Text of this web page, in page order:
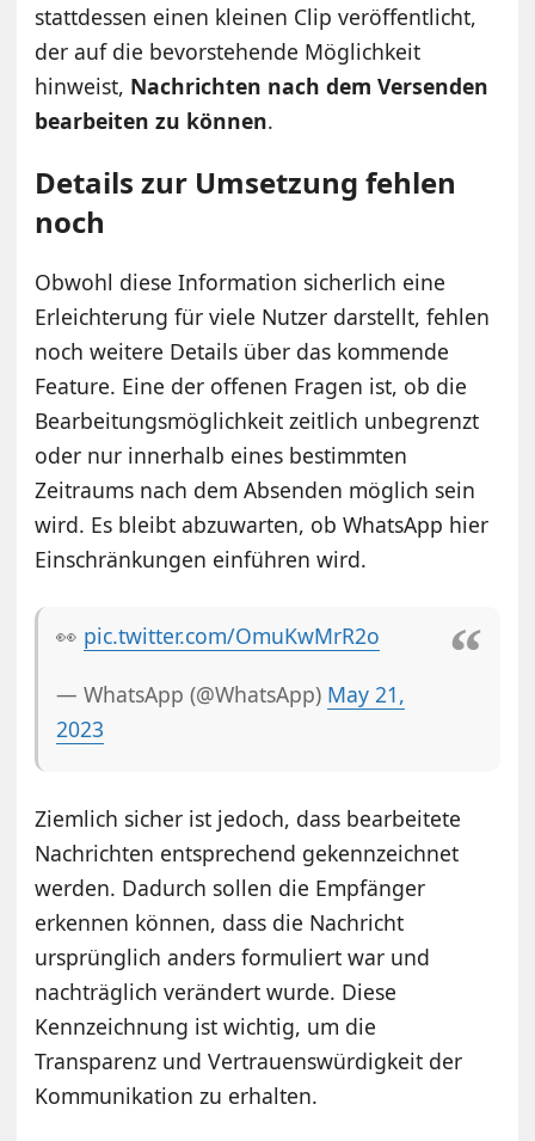
stattdessen einen kleinen Clip veröffentlicht,
der auf die bevorstehende Möglichkeit
hinweist, Nachrichten nach dem Versenden
bearbeiten zu können.
Details zur Umsetzung fehlen
noch
Obwohl diese Information sicherlich eine
Erleichterung für viele Nutzer darstellt, fehlen
noch weitere Details über das kommende
Feature. Eine der offenen Fragen ist, ob die
Bearbeitungsmöglichkeit zeitlich unbegrenzt
oder nur innerhalb eines bestimmten
Zeitraums nach dem Absenden möglich sein
wird. Es bleibt abzuwarten, ob WhatsApp hier
Einschränkungen einführen wird.
👀 pic.twitter.com/OmuKwMrR2o
— WhatsApp (@WhatsApp) May 21,
2023
Ziemlich sicher ist jedoch, dass bearbeitete
Nachrichten entsprechend gekennzeichnet
werden. Dadurch sollen die Empfänger
erkennen können, dass die Nachricht
ursprünglich anders formuliert war und
nachträglich verändert wurde. Diese
Kennzeichnung ist wichtig, um die
Transparenz und Vertrauenswürdigkeit der
Kommunikation zu erhalten.